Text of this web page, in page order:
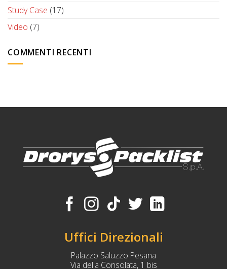
Study Case (17)
Video (7)
COMMENTI RECENTI
Uffici Direzionali
Palazzo Saluzzo Pesana
Via della Consolata, 1 bis